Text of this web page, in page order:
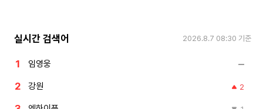
실시간 검색어 2026.8.7 08:30 기준
임영웅
강원 2